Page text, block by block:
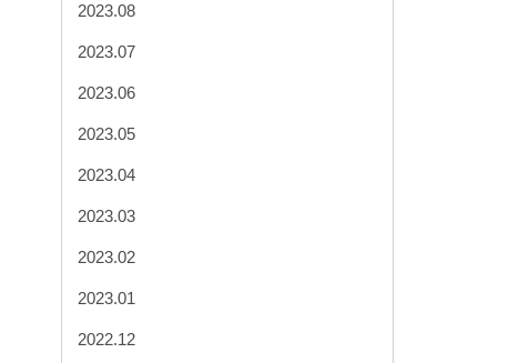
2023.08
2023.07
2023.06
2023.05
2023.04
2023.03
2023.02
2023.01
2022.12